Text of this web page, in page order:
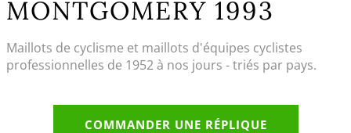
MONTGOMERY 1993
Maillots de cyclisme et maillots d'équipes cyclistes
professionnelles de 1952 à nos jours - triés par pays.
COMMANDER UNE RÉPLIQUE